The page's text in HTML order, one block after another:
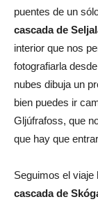
puentes de un
cascada de
interior que nos
fotografiarla
nubes dibuja un
bien puedes ir
Gljúfrafoss, que
que hay que
Seguimos el viaje
cascada de